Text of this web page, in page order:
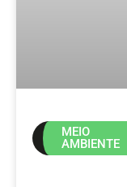
MEIO
AMBIENTE